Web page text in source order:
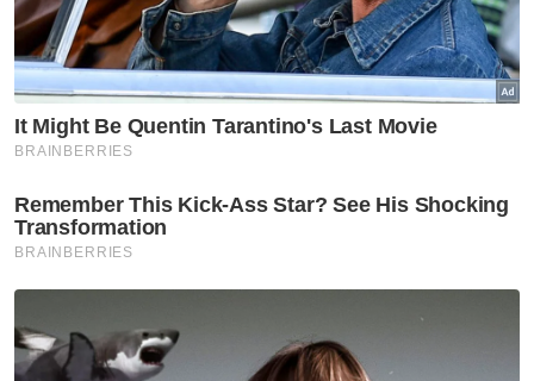
Hasil padi merudum, negara rugi jutaan ringgit
Apa yang diperlukan ialah keberanian
mengaku kelemahan dan kesungguhan
membaiki sistem.